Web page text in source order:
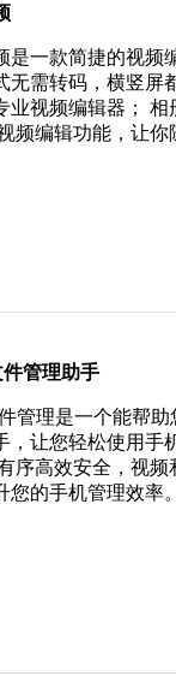
是一款简捷的视频
无需转码，横竖屏
业视频编辑器；
频编辑功能，让
件管理助手
管理是一个能帮
，让您轻松使用手
序高效安全，视
的手机管理效率。